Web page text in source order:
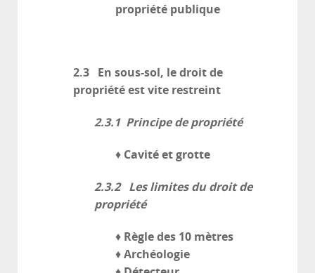
propriété publique
2.3 En sous-sol, le droit de
propriété est vite restreint
2.3.1 Principe de propriété
♦ Cavité et grotte
2.3.2 Les limites du droit de
propriété
♦ Règle des 10 mètres
♦ Archéologie